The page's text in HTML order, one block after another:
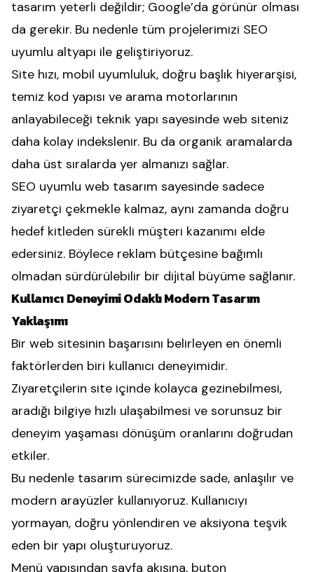
tasarım yeterli değildir; Google’da görünür olması
da gerekir. Bu nedenle tüm projelerimizi SEO
uyumlu altyapı ile geliştiriyoruz.
Site hızı, mobil uyumluluk, doğru başlık hiyerarşisi,
temiz kod yapısı ve arama motorlarının
anlayabileceği teknik yapı sayesinde web siteniz
daha kolay indekslenir. Bu da organik aramalarda
daha üst sıralarda yer almanızı sağlar.
SEO uyumlu web tasarım sayesinde sadece
ziyaretçi çekmekle kalmaz, aynı zamanda doğru
hedef kitleden sürekli müşteri kazanımı elde
edersiniz. Böylece reklam bütçesine bağımlı
olmadan sürdürülebilir bir dijital büyüme sağlanır.
Kullanıcı Deneyimi Odaklı Modern Tasarım
Yaklaşımı
Bir web sitesinin başarısını belirleyen en önemli
faktörlerden biri kullanıcı deneyimidir.
Ziyaretçilerin site içinde kolayca gezinebilmesi,
aradığı bilgiye hızlı ulaşabilmesi ve sorunsuz bir
deneyim yaşaması dönüşüm oranlarını doğrudan
etkiler.
Bu nedenle tasarım sürecimizde sade, anlaşılır ve
modern arayüzler kullanıyoruz. Kullanıcıyı
yormayan, doğru yönlendiren ve aksiyona teşvik
eden bir yapı oluşturuyoruz.
Menü yapısından sayfa akışına, buton